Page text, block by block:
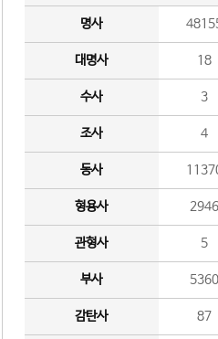
명사
대명사 18
수사 3
조사 4
동사
형용사 2946
관형사 5
부사 5360
감탄사 87